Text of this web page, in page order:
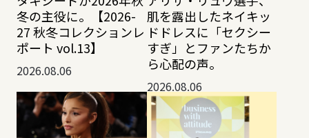
冬の主役に。【2026-
27 秋冬コレクションレ
ポート vol.13】
2026.08.06
肌を露出したネイキッ
ドドレスに「セクシー
すぎ」とファンたちか
ら心配の声。
2026.08.06